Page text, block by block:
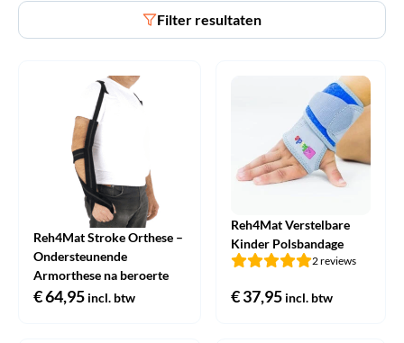
Filter resultaten
Reh4Mat Stroke Orthese –
Ondersteunende
Armorthese na beroerte
€64,95 incl. btw
Reh4Mat Verstelbare
Kinder Polsbandage
2 reviews
€37,95 incl. btw